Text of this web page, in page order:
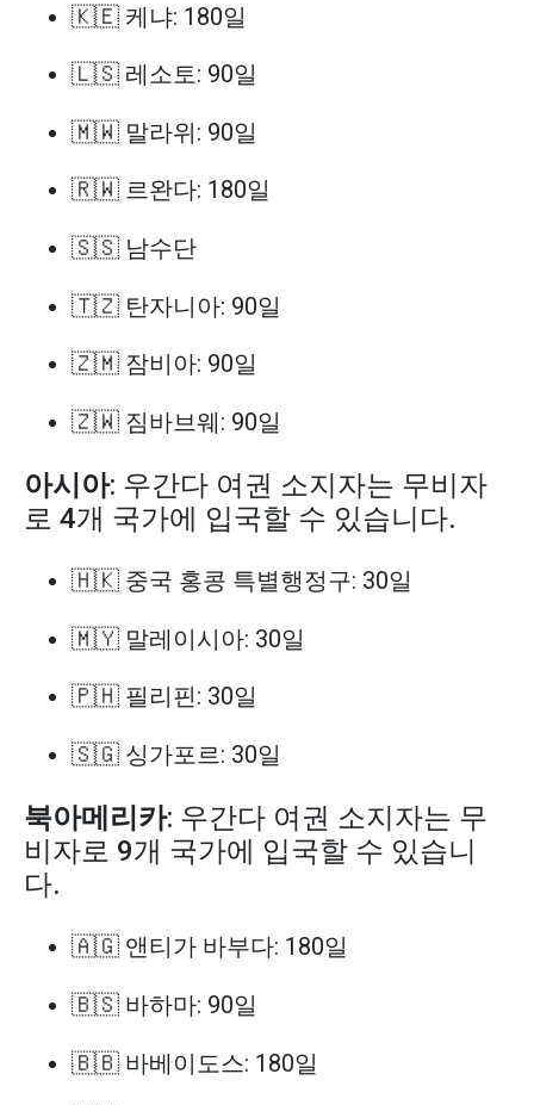
🇰🇪 케냐: 180일
🇱🇸 레소토: 90일
🇲🇼 말라위: 90일
🇷🇼 르완다: 180일
🇸🇸 남수단
🇹🇿 탄자니아: 90일
🇿🇲 잠비아: 90일
🇿🇼 짐바브웨: 90일
아시아: 우간다 여권 소지자는 무비자
로 4개 국가에 입국할 수 있습니다.
🇭🇰 중국 홍콩 특별행정구: 30일
🇲🇾 말레이시아: 30일
🇵🇭 필리핀: 30일
🇸🇬 싱가포르: 30일
북아메리카: 우간다 여권 소지자는 무
비자로 9개 국가에 입국할 수 있습니
다.
🇦🇬 앤티가 바부다: 180일
🇧🇸 바하마: 90일
🇧🇧 바베이도스: 180일